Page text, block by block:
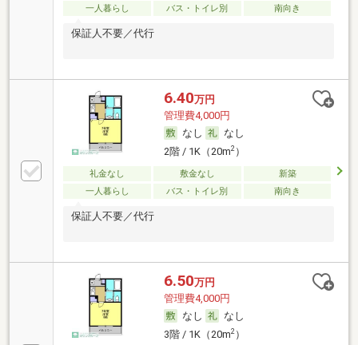
一人暮らし
バス・トイレ別 南向き
保証人不要／代行
6.40万円
管理費4,000円
なし
なし
2階 / 1K（20m2）
礼金なし 敷金なし
新築
一人暮らし
バス・トイレ別 南向き
保証人不要／代行
6.50万円
管理費4,000円
なし
なし
3階 / 1K（20m2）